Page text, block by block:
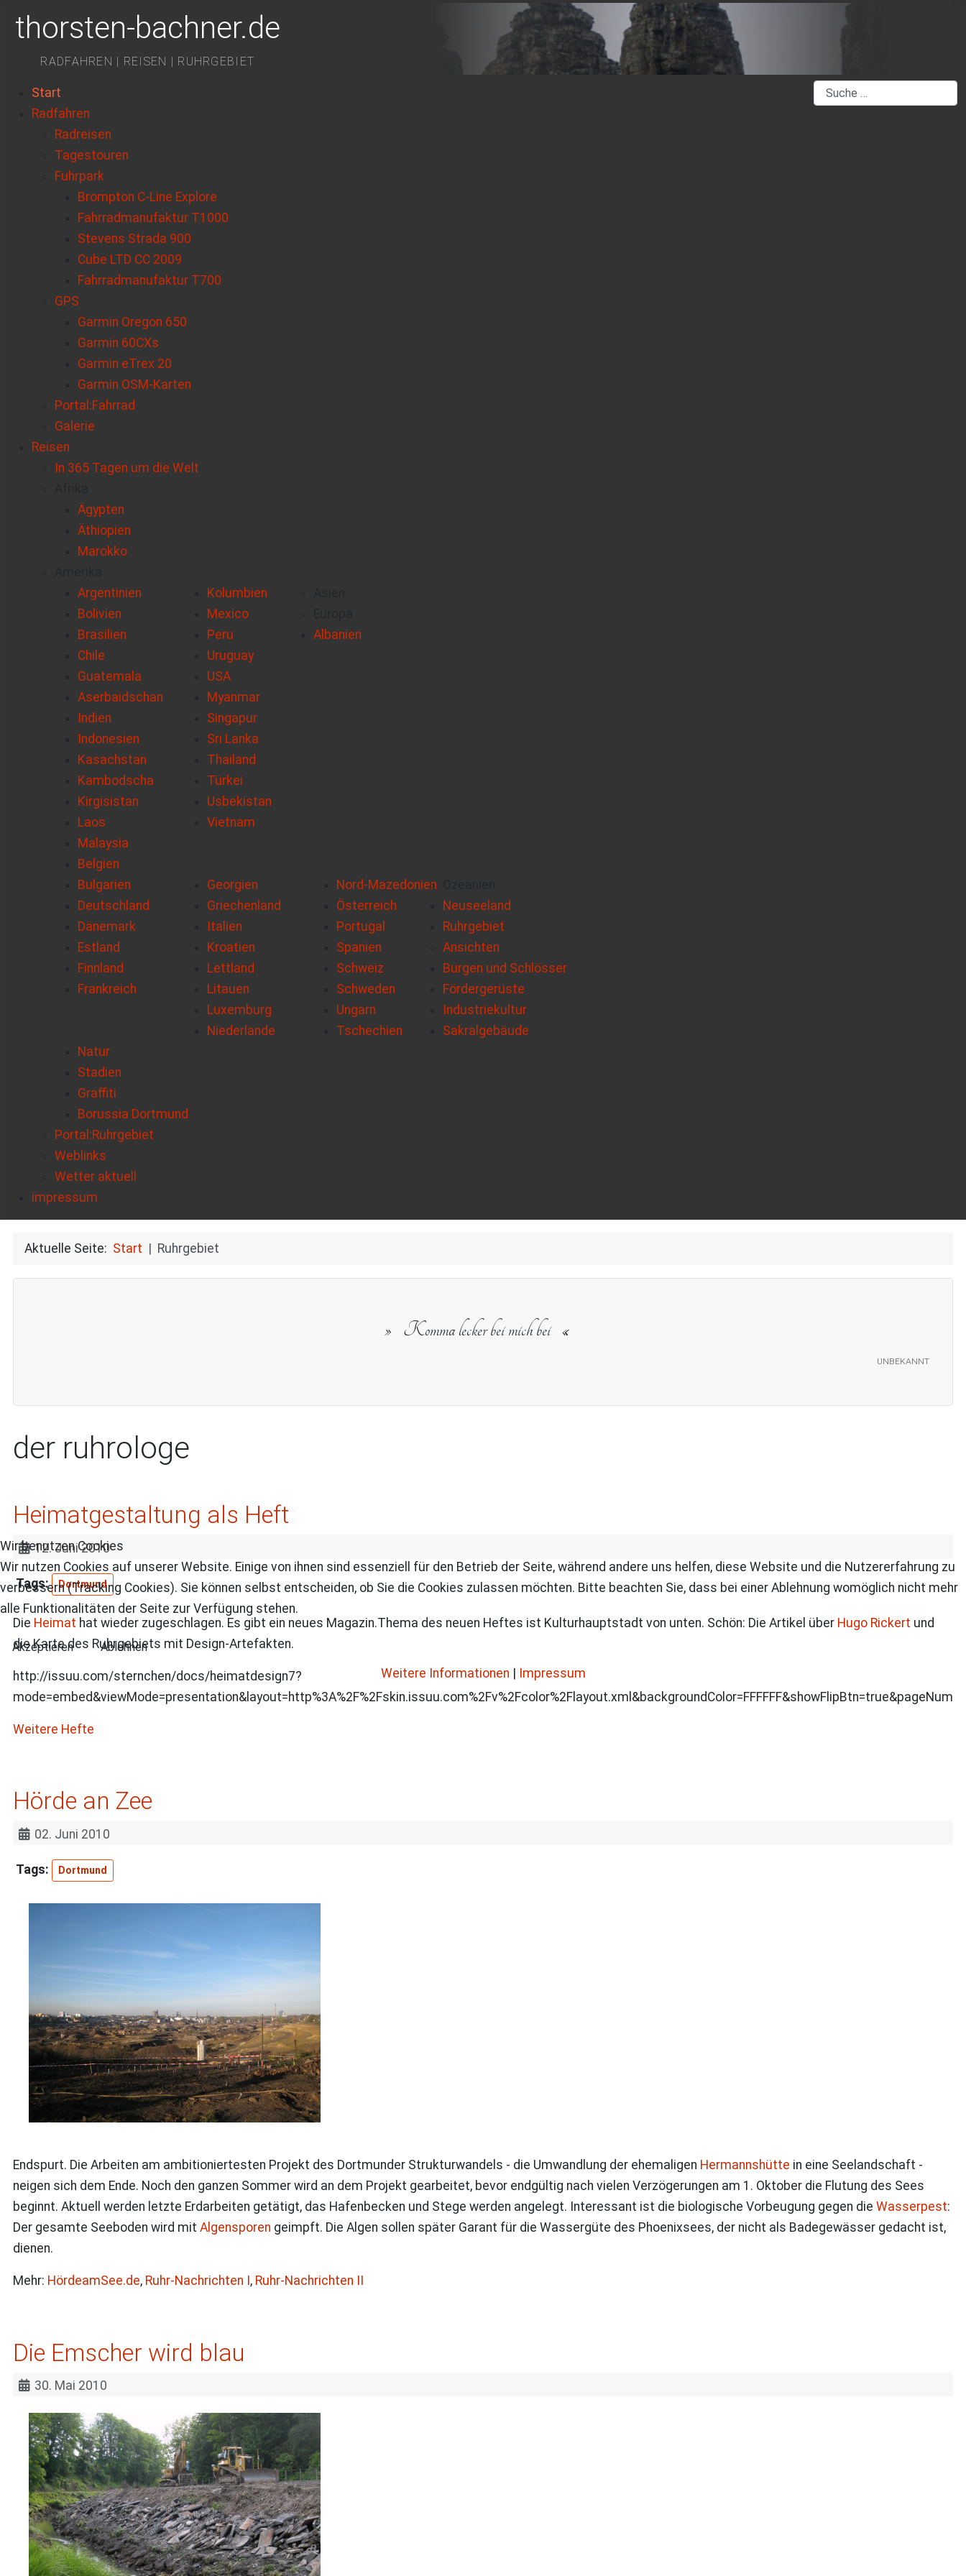
thorsten-bachner.de
RADFAHREN | REISEN | RUHRGEBIET
Start
Radfahren
Radreisen
Tagestouren
Fuhrpark
Brompton C-Line Explore
Fahrradmanufaktur T1000
Stevens Strada 900
Cube LTD CC 2009
Fahrradmanufaktur T700
GPS
Garmin Oregon 650
Garmin 60CXs
Garmin eTrex 20
Garmin OSM-Karten
Portal:Fahrrad
Galerie
Reisen
In 365 Tagen um die Welt
Ägypten
Äthiopien
Marokko
Argentinien
Bolivien
Brasilien
Chile
Guatemala
Kolumbien
Mexico
Peru
Uruguay
USA
Aserbaidschan
Indien
Indonesien
Kasachstan
Kambodscha
Kirgisistan
Laos
Malaysia
Myanmar
Singapur
Sri Lanka
Thailand
Türkei
Usbekistan
Vietnam
Albanien
Belgien
Bulgarien
Deutschland
Dänemark
Estland
Finnland
Frankreich
Georgien
Griechenland
Italien
Kroatien
Lettland
Litauen
Luxemburg
Niederlande
Nord-Mazedonien
Österreich
Portugal
Spanien
Schweiz
Schweden
Ungarn
Tschechien
Neuseeland
Ruhrgebiet
Ansichten
Burgen und Schlösser
Fördergerüste
Industriekultur
Sakralgebäude
Natur
Stadien
Graffiti
Borussia Dortmund
Portal:Ruhrgebiet
Weblinks
Wetter aktuell
impressum
Suchen
Aktuelle Seite: Start Ruhrgebiet
unbekannt
Komma lecker bei mich bei
der ruhrologe
Heimatgestaltung als Heft
12. Juni 2010
Dortmund
Die Heimat hat wieder zugeschlagen. Es gibt ein neues Magazin.Thema des neuen Heftes ist Kulturhauptstadt von unten. Schön: Die Artikel über Hugo Rickert und
die Karte des Ruhrgebiets mit Design-Artefakten.
http://issuu.com/sternchen/docs/heimatdesign7?
Weitere Hefte
Hörde an Zee
02. Juni 2010
Dortmund
Endspurt. Die Arbeiten am ambitioniertesten Projekt des Dortmunder Strukturwandels - die Umwandlung der ehemaligen Hermannshütte in eine Seelandschaft -
neigen sich dem Ende. Noch den ganzen Sommer wird an dem Projekt gearbeitet, bevor endgültig nach vielen Verzögerungen am 1. Oktober die Flutung des Sees
beginnt. Aktuell werden letzte Erdarbeiten getätigt, das Hafenbecken und Stege werden angelegt. Interessant ist die biologische Vorbeugung gegen die Wasserpest:
Der gesamte Seeboden wird mit Algensporen geimpft. Die Algen sollen später Garant für die Wassergüte des Phoenixsees, der nicht als Badegewässer gedacht ist,
dienen.
Mehr: HördeamSee.de, Ruhr-Nachrichten I , Ruhr-Nachrichten II
Die Emscher wird blau
30. Mai 2010
Wir benutzen Cookies
Wir nutzen Cookies auf unserer Website. Einige von ihnen sind essenziell für den Betrieb der Seite, während andere uns helfen, diese Website und die Nutzererfahrung zu
verbessern (Tracking Cookies). Sie können selbst entscheiden, ob Sie die Cookies zulassen möchten. Bitte beachten Sie, dass bei einer Ablehnung womöglich nicht mehr
alle Funktionalitäten der Seite zur Verfügung stehen.
Akzeptieren Ablehnen
Weitere Informationen Impressum